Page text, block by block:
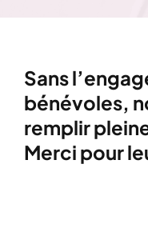
Sans
bénévoles,
remplir
Merci pour